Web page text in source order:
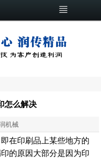
怎么解决
机械
在印刷品上某些地方的
的原因大部分是因为印